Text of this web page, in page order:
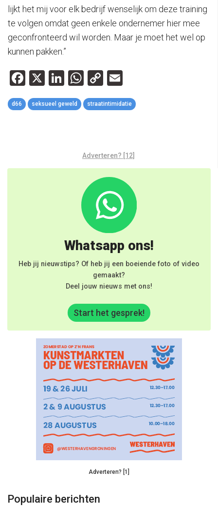
lijkt het mij voor elk bedrijf wenselijk om deze training
te volgen omdat geen enkele ondernemer hier mee
geconfronteerd wil worden. Maar je moet het wel op
kunnen pakken.”
Facebook
X LinkedIn
WhatsApp
Copy
Link
d66 seksueel geweld straatintimidatie
Adverteren? [12]
Whatsapp ons!
Heb jij nieuwstips? Of heb jij een boeiende foto of video
gemaakt?
Deel jouw nieuws met ons!
Start het gesprek!
Adverteren? [1]
Populaire berichten